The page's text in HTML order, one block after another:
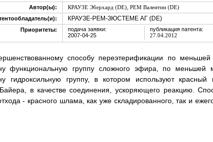
Автор(ы): КРАУЗЕ Эберхард (DE), РЕМ Валентин (DE)
КРАУЗЕ-РЕМ-ЗЮСТЕМЕ АГ (DE)
Приоритеты:
подача заявки:
2007-04-25
публикация патента:
27.04.2012
способу переэтерификации по
функциональную группу сложного эфира, по меньшей
группу, в котором используют
в качестве соединения, ускоряющего реакцию.
- красного шлама, как уже складированного, так и